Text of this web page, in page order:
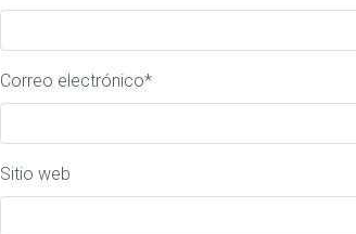
Correo electrónico*
Sitio web